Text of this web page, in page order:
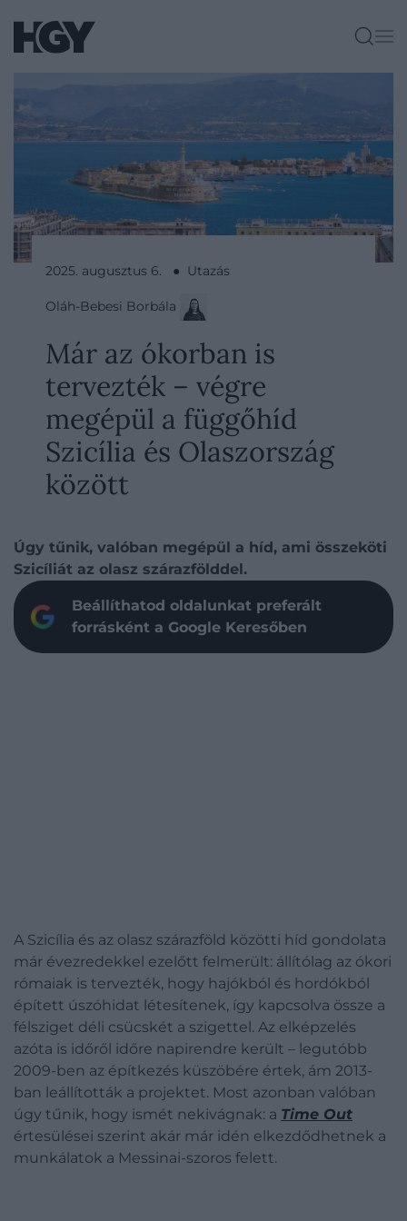
2025. augusztus 6. ● Utazás
Oláh-Bebesi Borbála
Már az ókorban is
tervezték – végre
megépül a függőhíd
Szicília és Olaszország
között
Úgy tűnik, valóban megépül a híd, ami összeköti
Szicíliát az olasz szárazfölddel.
Beállíthatod oldalunkat preferált
forrásként a Google Keresőben
A Szicília és az olasz szárazföld közötti híd gondolata
már évezredekkel ezelőtt felmerült: állítólag az ókori
rómaiak is tervezték, hogy hajókból és hordókból
épített úszóhidat létesítenek, így kapcsolva össze a
félsziget déli csücskét a szigettel. Az elképzelés
azóta is időről időre napirendre került – legutóbb
2009-ben az építkezés küszöbére értek, ám 2013-
ban leállították a projektet. Most azonban valóban
úgy tűnik, hogy ismét nekivágnak: a Time Out
értesülései szerint akár már idén elkezdődhetnek a
munkálatok a Messinai-szoros felett.